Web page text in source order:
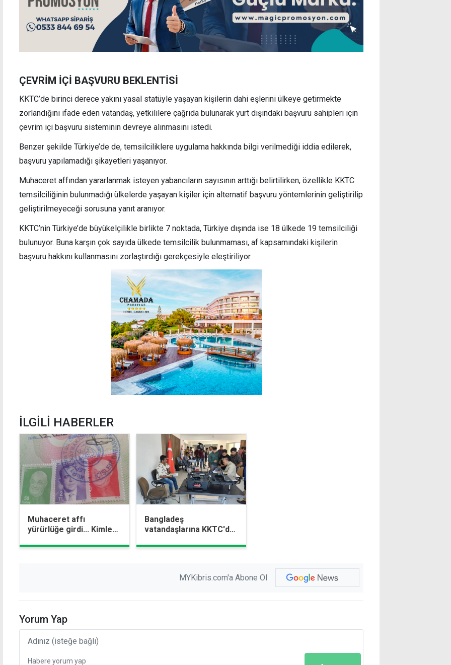
ÇEVRİM İÇİ BAŞVURU BEKLENTİSİ
KKTC’de birinci derece yakını yasal statüyle yaşayan kişilerin dahi eşlerini ülkeye getirmekte
zorlandığını ifade eden vatandaş, yetkililere çağrıda bulunarak yurt dışındaki başvuru sahipleri için
çevrim içi başvuru sisteminin devreye alınmasını istedi.
Benzer şekilde Türkiye’de de, temsilciliklere uygulama hakkında bilgi verilmediği iddia edilerek,
başvuru yapılamadığı şikayetleri yaşanıyor.
Muhaceret affından yararlanmak isteyen yabancıların sayısının arttığı belirtilirken, özellikle KKTC
temsilciliğinin bulunmadığı ülkelerde yaşayan kişiler için alternatif başvuru yöntemlerinin geliştirilip
geliştirilmeyeceği sorusuna yanıt aranıyor.
KKTC’nin Türkiye’de büyükelçilikle birlikte 7 noktada, Türkiye dışında ise 18 ülkede 19 temsilciliği
bulunuyor. Buna karşın çok sayıda ülkede temsilcilik bulunmaması, af kapsamındaki kişilerin
başvuru hakkını kullanmasını zorlaştırdığı gerekçesiyle eleştiriliyor.
İLGİLİ HABERLER
Muhaceret affı
yürürlüğe girdi... Kimleri
Bangladeş
vatandaşlarına KKTC'de
MYKibris.com'a Abone Ol
Yorum Yap